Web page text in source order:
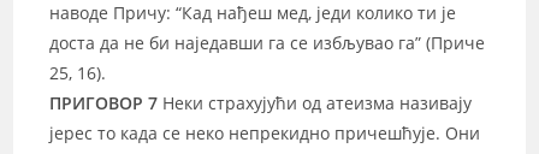
наводе Причу: “Кад нађеш мед, једи колико ти је
доста да не би наједавши га се избљувао га” (Приче
25, 16).
ПРИГОВОР 7 Неки страхујући од атеизма називају
јерес то када се неко непрекидно причешћује. Они